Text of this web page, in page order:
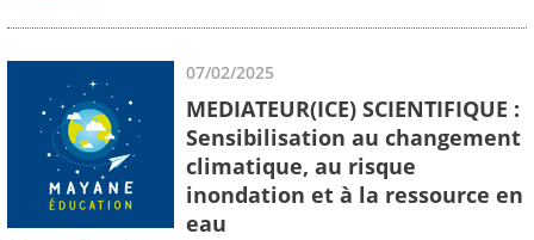
07/02/2025
MEDIATEUR(ICE) SCIENTIFIQUE :
Sensibilisation au changement
climatique, au risque
inondation et à la ressource en
eau